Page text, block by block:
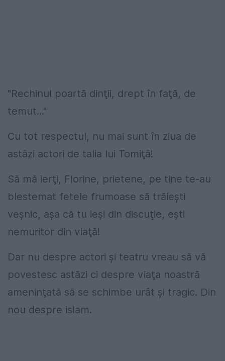
"Rechinul poartă dinţii, drept în faţă, de
temut..."
Cu tot respectul, nu mai sunt în ziua de
astăzi actori de talia lui Tomiţă!
Să mă ierţi, Florine, prietene, pe tine te-au
blestemat fetele frumoase să trăieşti
veşnic, aşa că tu ieşi din discuţie, eşti
nemuritor din viaţă!
Dar nu despre actori şi teatru vreau să vă
povestesc astăzi ci despre viaţa noastră
ameninţată să se schimbe urât şi tragic. Din
nou despre islam.